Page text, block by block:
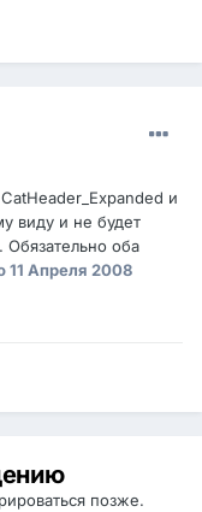
и
виду и не будет
Обязательно оба
11 Апреля 2008
позже.